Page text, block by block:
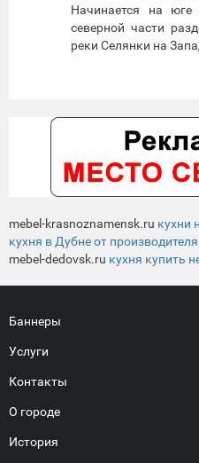
Начинается на
северной части
реки Селянки на
mebel-krasnoznamensk.ru кухни
кухня в Дубне от производителя
mebel-dedovsk.ru кухня купить
Баннеры
Услуги
Контакты
О городе
История